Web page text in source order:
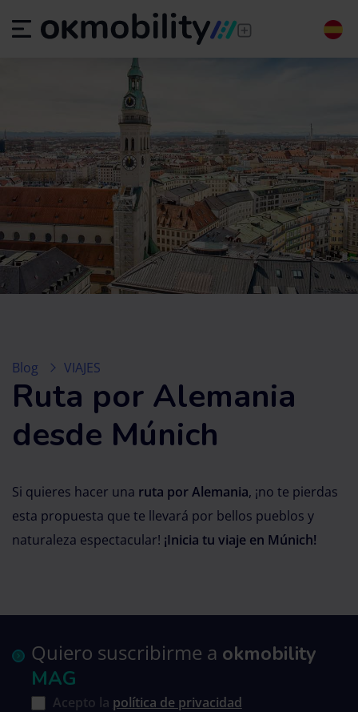
Blog VIAJES
Ruta por Alemania
desde Múnich
Si quieres hacer una ruta por Alemania, ¡no te pierdas
esta propuesta que te llevará por bellos pueblos y
naturaleza espectacular! ¡Inicia tu viaje en Múnich!
Quiero suscribirme a okmobility
MAG
Acepto la política de privacidad